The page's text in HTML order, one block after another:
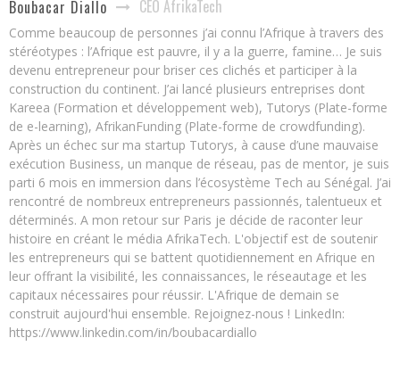
Boubacar Diallo CEO AfrikaTech
Comme beaucoup de personnes j’ai connu l’Afrique à travers des
stéréotypes : l’Afrique est pauvre, il y a la guerre, famine… Je suis
devenu entrepreneur pour briser ces clichés et participer à la
construction du continent. J’ai lancé plusieurs entreprises dont
Kareea (Formation et développement web), Tutorys (Plate-forme
de e-learning), AfrikanFunding (Plate-forme de crowdfunding).
Après un échec sur ma startup Tutorys, à cause d’une mauvaise
exécution Business, un manque de réseau, pas de mentor, je suis
parti 6 mois en immersion dans l’écosystème Tech au Sénégal. J’ai
rencontré de nombreux entrepreneurs passionnés, talentueux et
déterminés. A mon retour sur Paris je décide de raconter leur
histoire en créant le média AfrikaTech. L'objectif est de soutenir
les entrepreneurs qui se battent quotidiennement en Afrique en
leur offrant la visibilité, les connaissances, le réseautage et les
capitaux nécessaires pour réussir. L'Afrique de demain se
construit aujourd'hui ensemble. Rejoignez-nous ! LinkedIn:
https://www.linkedin.com/in/boubacardiallo